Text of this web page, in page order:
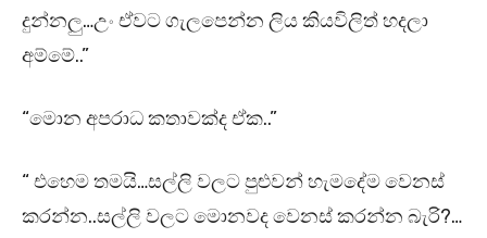
දුන්නලු…උං ඒවට ගැලපෙන්න ලිය කියවිලිත් හදලා
අම්මේ..”
“මොන අපරාධ කතාවක්ද ඒක..”
“ එහෙම තමයි…සල්ලි වලට පුළුවන් හැමදේම වෙනස්
කරන්න..සල්ලි වලට මොනවද වෙනස් කරන්න බැරි?…